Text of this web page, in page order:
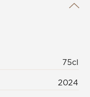
75cl
2024